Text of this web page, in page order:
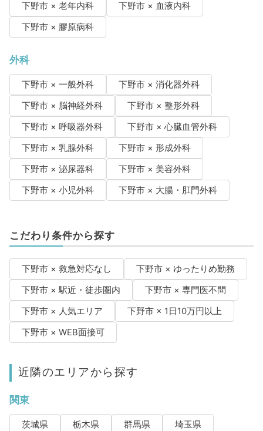
下野市 × 老年内科
下野市 × 血液内科
下野市 × 膠原病科
外科
下野市 × 一般外科
下野市 × 消化器外科
下野市 × 脳神経外科
下野市 × 整形外科
下野市 × 呼吸器外科
下野市 × 心臓血管外科
下野市 × 乳腺外科
下野市 × 形成外科
下野市 × 泌尿器科
下野市 × 美容外科
下野市 × 小児外科
下野市 × 大腸・肛門外科
こだわり条件から探す
下野市 × 救急対応なし
下野市 × ゆったりめ勤務
下野市 × 駅近・徒歩圏内
下野市 × 専門医不問
下野市 × 人気エリア
下野市 × 1日10万円以上
下野市 × WEB面接可
近隣のエリアから探す
関東
茨城県 栃木県 群馬県
埼玉県